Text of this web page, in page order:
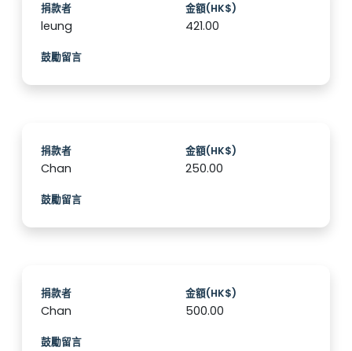
捐款者
leung
金額(HK$)
421.00
鼓勵留言
捐款者
Chan
金額(HK$)
250.00
鼓勵留言
捐款者
Chan
金額(HK$)
500.00
鼓勵留言